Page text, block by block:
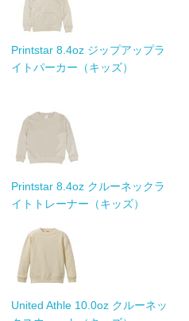
Printstar 8.4oz ジップアップラ
イトパーカー（キッズ）
Printstar 8.4oz クルーネックラ
イトトレーナー（キッズ）
United Athle 10.0oz クルーネッ